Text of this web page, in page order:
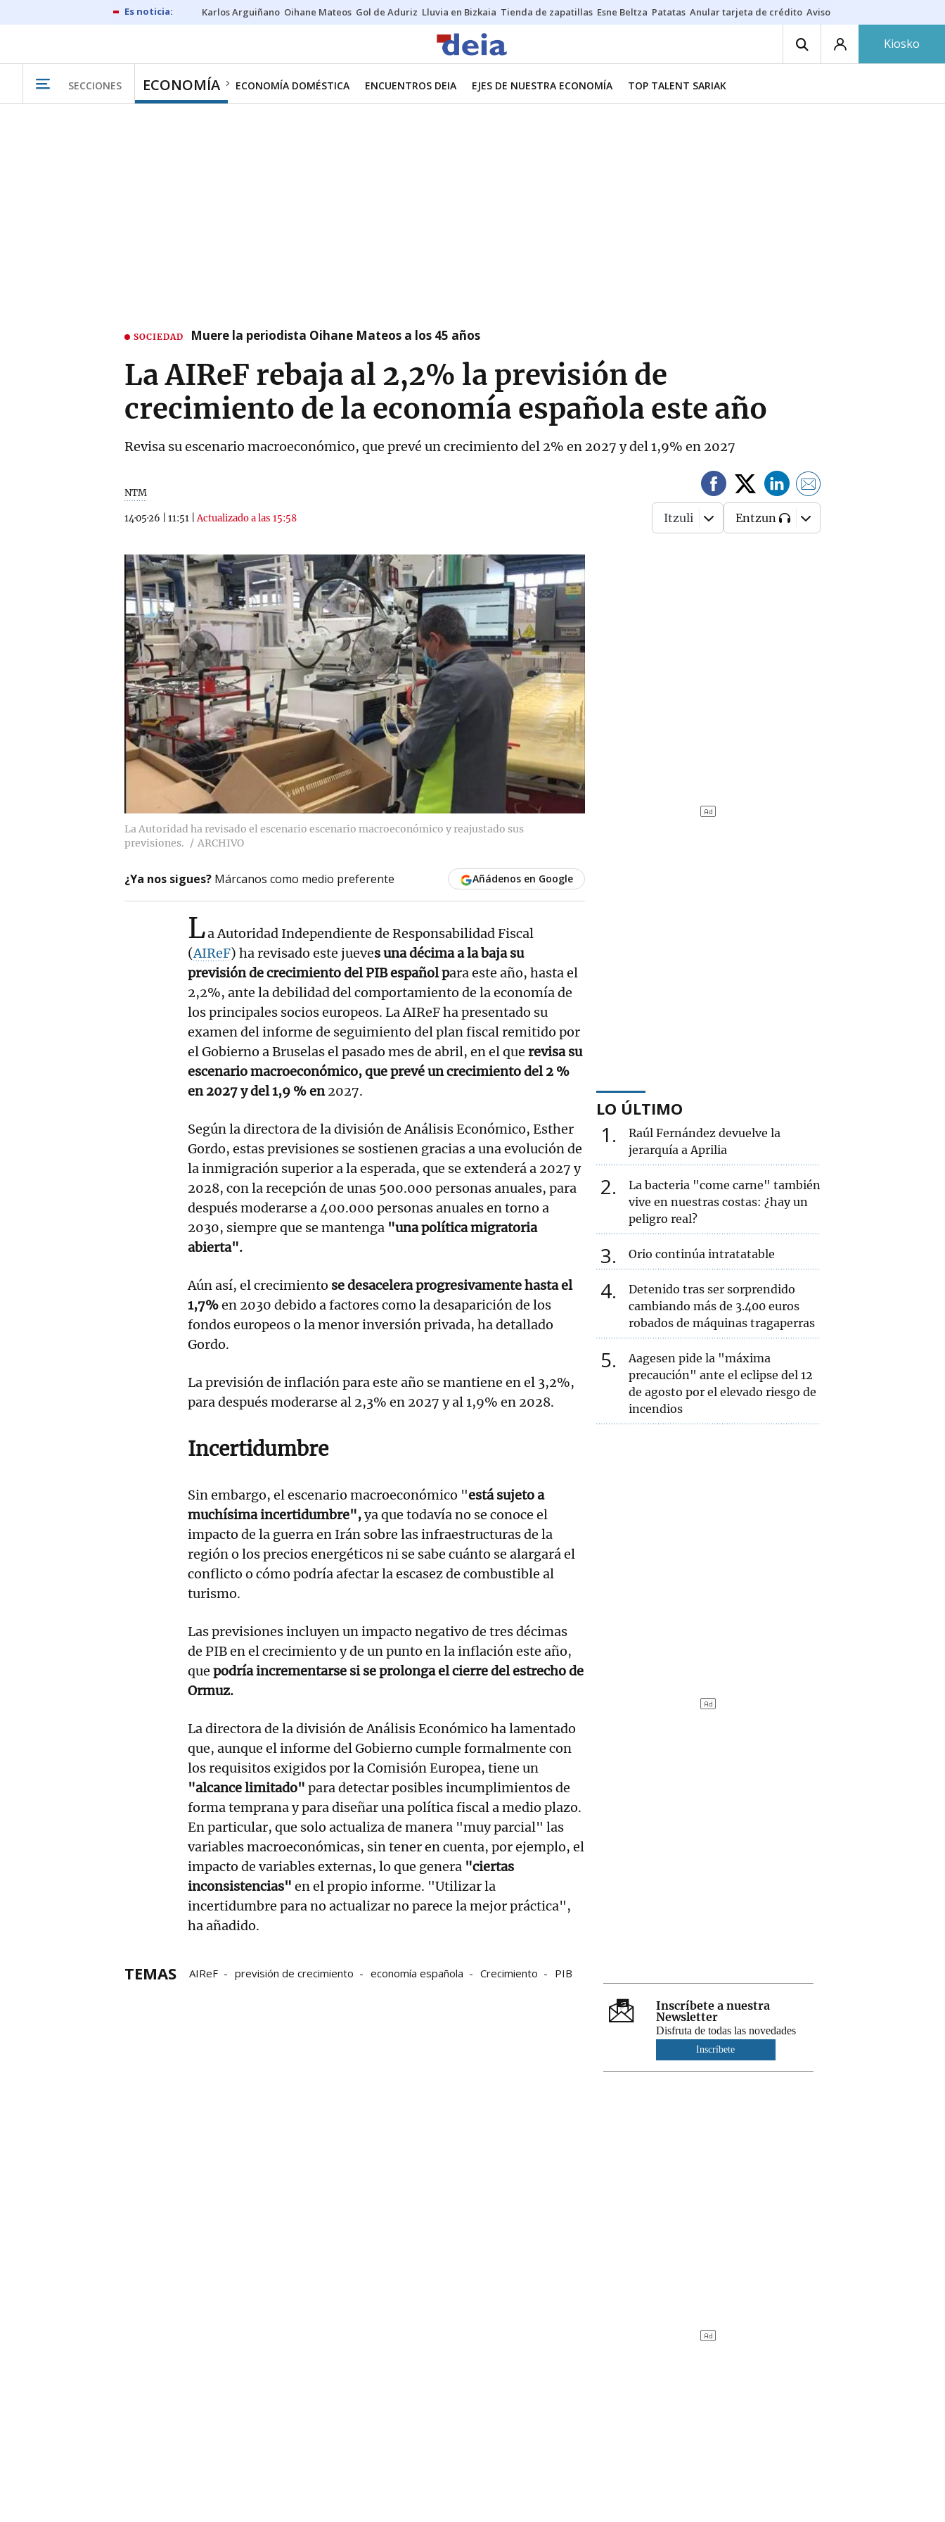
Karlos Arguiñano Oihane Mateos Gol de Aduriz Lluvia en Bizkaia Tienda de zapatillas Esne Beltza Patatas Anular tarjeta de crédito Aviso amarillo
Kiosko
SECCIONES ECONOMÍA ECONOMÍA DOMÉSTICA ENCUENTROS DEIA EJES DE NUESTRA ECONOMÍA TOP TALENT SARIAK
SOCIEDAD Muere la periodista Oihane Mateos a los 45 años
La AIReF rebaja al 2,2% la previsión de
crecimiento de la economía española este año
Revisa su escenario macroeconómico, que prevé un crecimiento del 2% en 2027 y del 1,9% en 2027
NTM
14·05·26 11:51 |Actualizado a las 15:58 Itzuli Entzun
La Autoridad ha revisado el escenario escenario macroeconómico y reajustado sus
previsiones.
ARCHIVO
¿Ya nos sigues? Márcanos como medio preferente Añádenos en Google
La Autoridad Independiente de Responsabilidad Fiscal
(AIReF) ha revisado este jueves una décima a la baja su
previsión de crecimiento del PIB español para este año, hasta el
2,2%, ante la debilidad del comportamiento de la economía de
los principales socios europeos. La AIReF ha presentado su
examen del informe de seguimiento del plan fiscal remitido por
el Gobierno a Bruselas el pasado mes de abril, en el que revisa su
escenario macroeconómico, que prevé un crecimiento del 2 %
en 2027 y del 1,9 % en2027.
Según la directora de la división de Análisis Económico, Esther
Gordo, estas previsiones se sostienen gracias a una evolución de
la inmigración superior a la esperada, que se extenderá a 2027 y
2028, con la recepción de unas 500.000 personas anuales, para
después moderarse a 400.000 personas anuales en torno a
2030, siempre que se mantenga "una política migratoria
abierta".
Aún así, el crecimiento se desacelera progresivamente hasta el
1,7%en 2030 debido a factores como la desaparición de los
fondos europeos o la menor inversión privada, ha detallado
Gordo.
La previsión de inflación para este año se mantiene en el 3,2%,
para después moderarse al 2,3% en 2027 y al 1,9% en 2028.
Incertidumbre
Sin embargo, el escenario macroeconómico "está sujeto a
muchísima incertidumbre",ya que todavía no se conoce el
impacto de la guerra en Irán sobre las infraestructuras de la
región o los precios energéticos ni se sabe cuánto se alargará el
conflicto o cómo podría afectar la escasez de combustible al
turismo.
Las previsiones incluyen un impacto negativo de tres décimas
de PIB en el crecimiento y de un punto en la inflación este año,
que podría incrementarse si se prolonga el cierre del estrecho de
Ormuz.
La directora de la división de Análisis Económico ha lamentado
que, aunque el informe del Gobierno cumple formalmente con
los requisitos exigidos por la Comisión Europea, tiene un
"alcance limitado" para detectar posibles incumplimientos de
forma temprana y para diseñar una política fiscal a medio plazo.
En particular, que solo actualiza de manera "muy parcial" las
variables macroeconómicas, sin tener en cuenta, por ejemplo, el
impacto de variables externas, lo que genera "ciertas
inconsistencias" en el propio informe. "Utilizar la
incertidumbre para no actualizar no parece la mejor práctica",
ha añadido.
TEMAS AIReF previsión de crecimiento economía española Crecimiento PIB
LO ÚLTIMO
1
Raúl Fernández devuelve la
jerarquía a Aprilia
2
La bacteria "come carne" también
vive en nuestras costas: ¿hay un
peligro real?
3 Orio continúa intratatable
4
Detenido tras ser sorprendido
cambiando más de 3.400 euros
robados de máquinas tragaperras
5
Aagesen pide la "máxima
precaución" ante el eclipse del 12
de agosto por el elevado riesgo de
incendios
Inscríbete a nuestra
Newsletter
Disfruta de todas las novedades
Inscríbete